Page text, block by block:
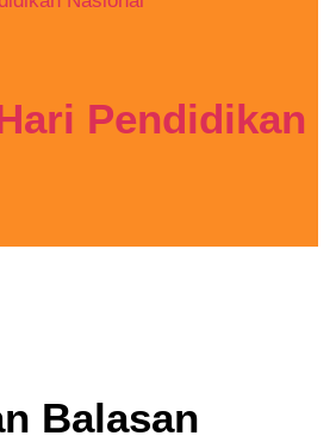
Pendidikan
Balasan